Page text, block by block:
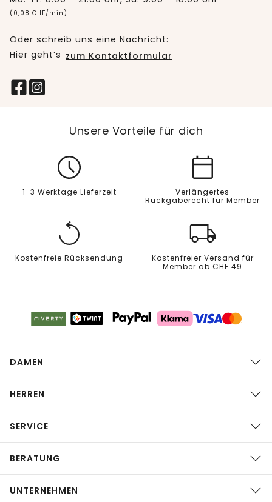
(0,08 CHF/min)
Oder schreib uns eine Nachricht:
Hier geht’s zum Kontaktformular
Unsere Vorteile für dich
1-3 Werktage Lieferzeit
Verlängertes
Rückgaberecht für Member
Kostenfreie Rücksendung
Kostenfreier Versand für
Member ab CHF 49
DAMEN
HERREN
SERVICE
BERATUNG
UNTERNEHMEN